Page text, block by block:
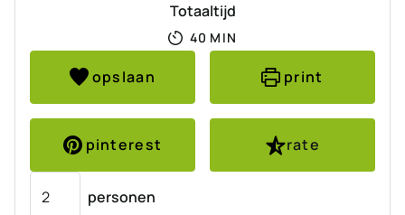
Totaaltijd
40 MINUTEN
MIN
opslaan print
pinterest
rate
personen